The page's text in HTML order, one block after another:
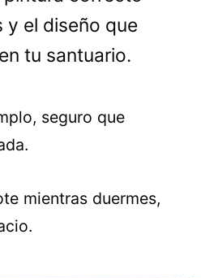
y el diseño que
tu santuario.
seguro que
mientras duermes,